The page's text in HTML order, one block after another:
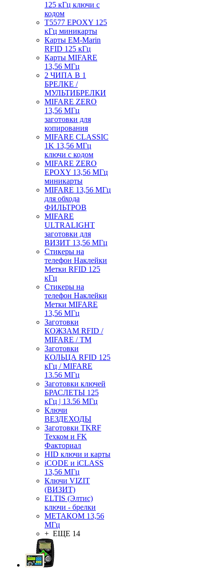
125 кГц ключи с
кодом
T5577 EPOXY 125
кГц миникарты
Карты EM-Marin
RFID 125 кГц
Карты MIFARE
13,56 МГц
2 ЧИПА В 1
БРЕЛКЕ /
МУЛЬТИБРЕЛКИ
MIFARE ZERO
13,56 МГц
заготовки для
копирования
MIFARE CLASSIC
1K 13,56 МГц
ключи с кодом
MIFARE ZERO
EPOXY 13,56 МГц
миникарты
MIFARE 13,56 МГц
для обхода
ФИЛЬТРОВ
MIFARE
ULTRALIGHT
заготовки для
ВИЗИТ 13,56 МГц
Стикеры на
телефон Наклейки
Метки RFID 125
кГц
Стикеры на
телефон Наклейки
Метки MIFARE
13,56 МГц
Заготовки
КОЖЗАМ RFID /
MIFARE / TM
Заготовки
КОЛЬЦА RFID 125
кГц / MIFARE
13.56 МГц
Заготовки ключей
БРАСЛЕТЫ 125
кГц | 13.56 МГц
Ключи
ВЕЗДЕХОДЫ
Заготовки TKRF
Техком и FK
Факториал
HID ключи и карты
iCODE и iCLASS
13,56 МГц
Ключи VIZIT
(ВИЗИТ)
ELTIS (Элтис)
ключи - брелки
МЕТАКОМ 13,56
МГц
+ ЕЩЕ 14